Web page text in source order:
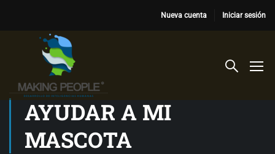
Nueva cuenta Iniciar sesión
AYUDAR A MI
MASCOTA